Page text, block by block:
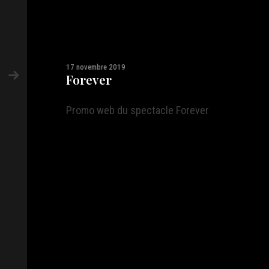
17 novembre 2019
Forever
Promo web du spectacle Forever